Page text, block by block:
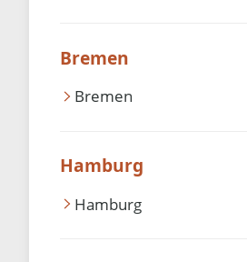
Bremen
Bremen
Hamburg
Hamburg